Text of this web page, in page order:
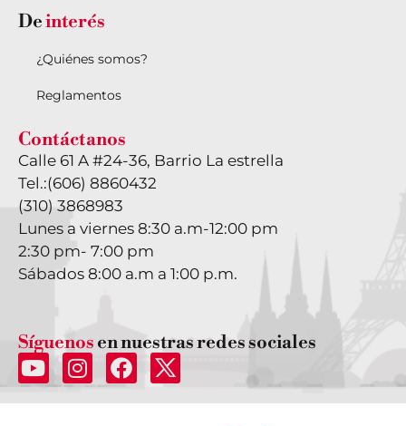
Deinterés
¿Quiénes somos?
Reglamentos
Contáctanos
Calle 61 A #24-36, Barrio La estrella
Tel.:(606) 8860432
(310) 3868983
Lunes a viernes 8:30 a.m-12:00 pm
2:30 pm- 7:00 pm
Sábados 8:00 a.m a 1:00 p.m.
Síguenos en nuestras redes sociales